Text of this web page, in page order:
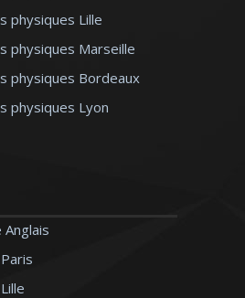
physiques Lille
physiques Marseille
physiques Bordeaux
physiques Lyon
Anglais